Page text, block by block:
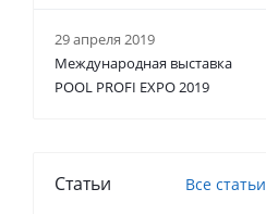
29 апреля 2019
Международная выставка
POOL PROFI EXPO 2019
Статьи Все статьи